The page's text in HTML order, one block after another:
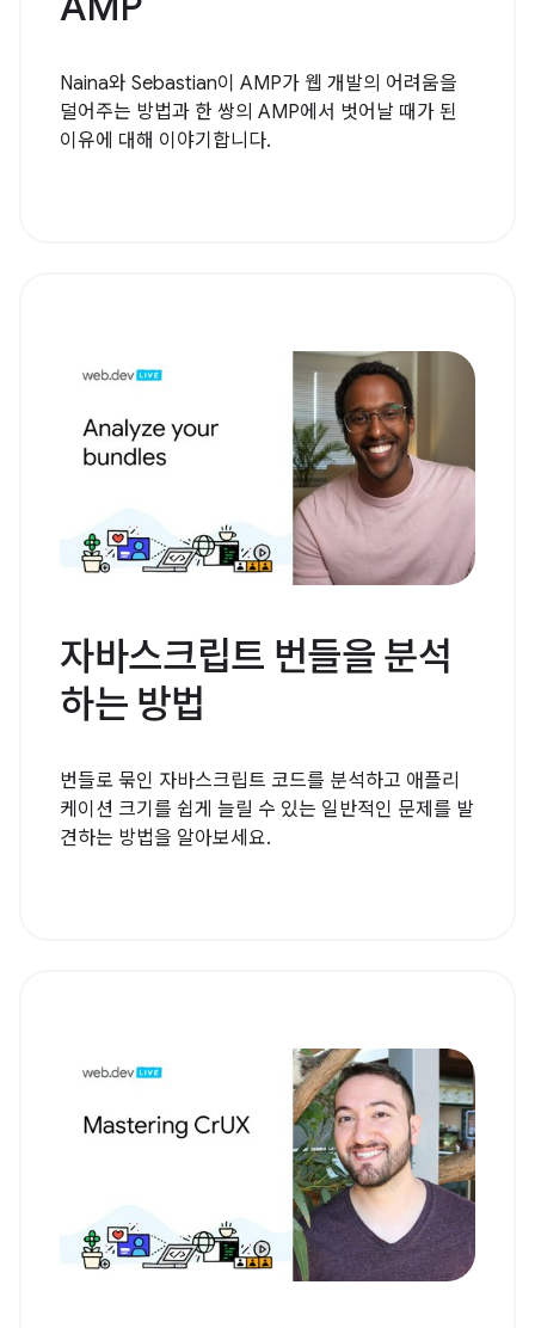
Naina와 Sebastian이 AMP가 웹 개발의 어려움을
덜어주는 방법과 한 쌍의 AMP에서 벗어날 때가 된
이유에 대해 이야기합니다.
자바스크립트 번들을 분석
하는 방법
번들로 묶인 자바스크립트 코드를 분석하고 애플리
케이션 크기를 쉽게 늘릴 수 있는 일반적인 문제를 발
견하는 방법을 알아보세요.